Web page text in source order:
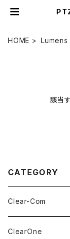
HOME Lumens
該当
CATEGORY
Clear-Com
Headsets
ClearOne